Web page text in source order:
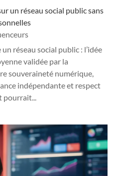
un réseau social public sans
réseau social public : l’idée
validée par la
souveraineté numérique,
indépendante et respect
pourrait...